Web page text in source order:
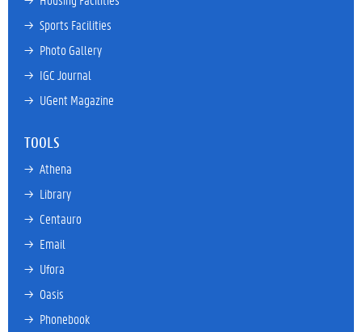
→ Sports Facilities
→ Photo Gallery
→ IGC Journal
→ UGent Magazine
TOOLS
→ Athena
→ Library
→ Centauro
→ Email
→ Ufora
→ Oasis
→ Phonebook